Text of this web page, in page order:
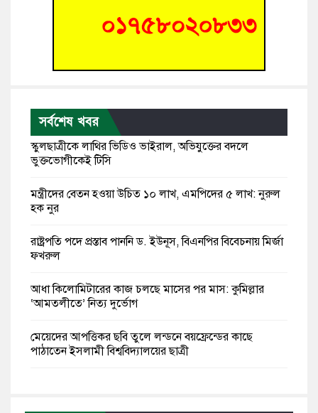
সর্বশেষ খবর
স্কুলছাত্রীকে লাথির ভিডিও ভাইরাল, অভিযুক্তের বদলে
ভুক্তভোগীকেই টিসি
মন্ত্রীদের বেতন হওয়া উচিত ১০ লাখ, এমপিদের ৫ লাখ: নুরুল
হক নুর
রাষ্ট্রপতি পদে প্রস্তাব পাননি ড. ইউনূস, বিএনপির বিবেচনায় মির্জা
ফখরুল
আধা কিলোমিটারের কাজ চলছে মাসের পর মাস: কুমিল্লার
‘আমতলীতে’ নিত্য দুর্ভোগ
মেয়েদের আপত্তিকর ছবি তুলে লন্ডনে বয়ফ্রেন্ডের কাছে
পাঠাতেন ইসলামী বিশ্ববিদ্যালয়ের ছাত্রী